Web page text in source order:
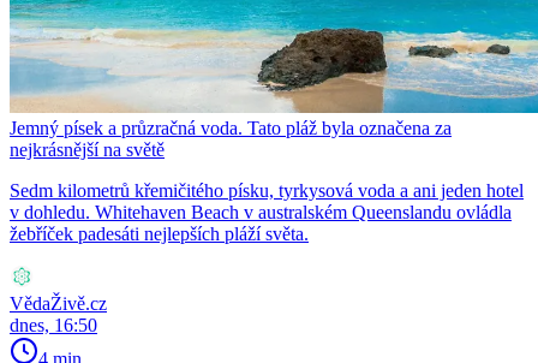
Jemný písek a průzračná voda. Tato pláž byla označena za
nejkrásnější na světě
Sedm kilometrů křemičitého písku, tyrkysová voda a ani jeden hotel
v dohledu. Whitehaven Beach v australském Queenslandu ovládla
žebříček padesáti nejlepších pláží světa.
VědaŽivě.cz
dnes, 16:50